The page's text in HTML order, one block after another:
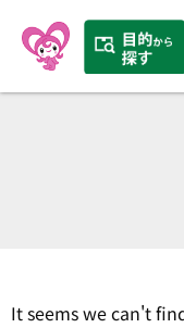
It seems we can't